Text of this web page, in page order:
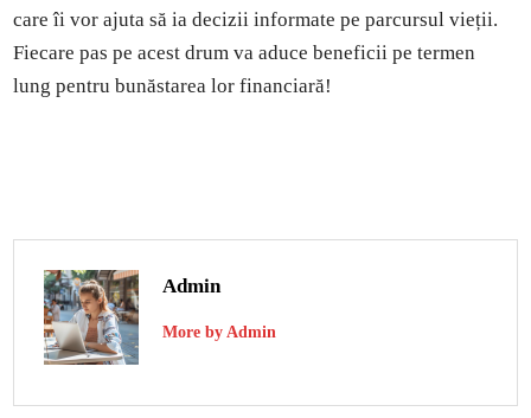
care îi vor ajuta să ia decizii informate pe parcursul vieții.
Fiecare pas pe acest drum va aduce beneficii pe termen
lung pentru bunăstarea lor financiară!
Admin
More by Admin